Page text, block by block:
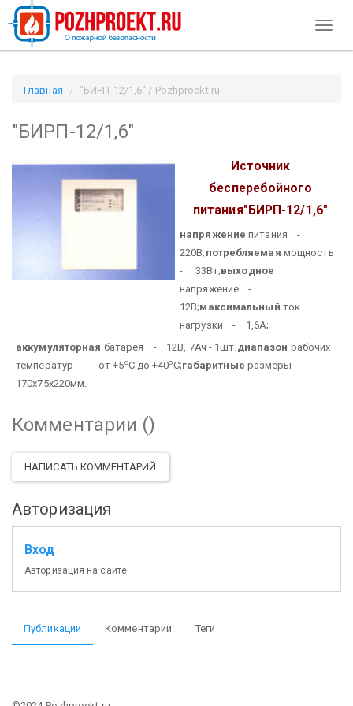
Главная "БИРП-12/1,6" / Pozhproekt.ru
"БИРП-12/1,6"
Источник
бесперебойного
питания"БИРП-12/1,6"
напряжение питания -
220В; потребляемая мощность
- 33Вт;выходное
напряжение -
12В;максимальный ток
нагрузки - 1,6А;
аккумуляторная батарея - 12В, 7Ач - 1шт;диапазон рабочих
температур - от +5оС до +40оС;габаритные размеры -
170х75х220мм.
Комментарии ()
НАПИСАТЬ КОММЕНТАРИЙ
Авторизация
Вход
Авторизация на сайте.
Публикации Комментарии Теги